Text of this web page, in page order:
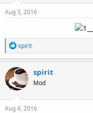
Aug 3, 2016
R
e
a
c
t
i
o
n
s
spirit
spirit
Mod
Aug 4, 2016